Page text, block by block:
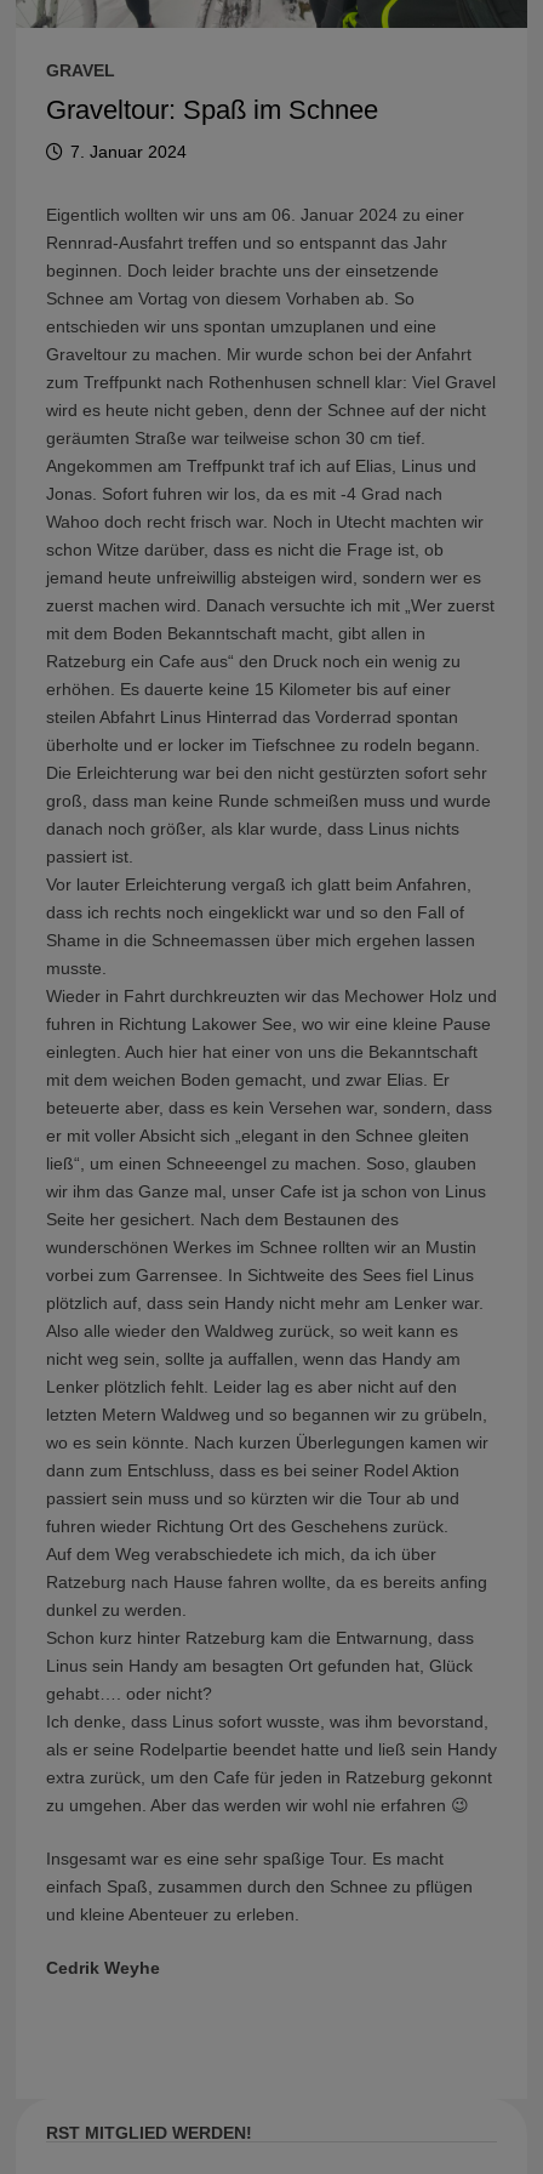
GRAVEL
Graveltour: Spaß im Schnee
7. Januar 2024
Eigentlich wollten wir uns am 06. Januar 2024 zu einer
Rennrad-Ausfahrt treffen und so entspannt das Jahr
beginnen. Doch leider brachte uns der einsetzende
Schnee am Vortag von diesem Vorhaben ab. So
entschieden wir uns spontan umzuplanen und eine
Graveltour zu machen. Mir wurde schon bei der Anfahrt
zum Treffpunkt nach Rothenhusen schnell klar: Viel Gravel
wird es heute nicht geben, denn der Schnee auf der nicht
geräumten Straße war teilweise schon 30 cm tief.
Angekommen am Treffpunkt traf ich auf Elias, Linus und
Jonas. Sofort fuhren wir los, da es mit -4 Grad nach
Wahoo doch recht frisch war. Noch in Utecht machten wir
schon Witze darüber, dass es nicht die Frage ist, ob
jemand heute unfreiwillig absteigen wird, sondern wer es
zuerst machen wird. Danach versuchte ich mit „Wer zuerst
mit dem Boden Bekanntschaft macht, gibt allen in
Ratzeburg ein Cafe aus“ den Druck noch ein wenig zu
erhöhen. Es dauerte keine 15 Kilometer bis auf einer
steilen Abfahrt Linus Hinterrad das Vorderrad spontan
überholte und er locker im Tiefschnee zu rodeln begann.
Die Erleichterung war bei den nicht gestürzten sofort sehr
groß, dass man keine Runde schmeißen muss und wurde
danach noch größer, als klar wurde, dass Linus nichts
passiert ist.
Vor lauter Erleichterung vergaß ich glatt beim Anfahren,
dass ich rechts noch eingeklickt war und so den Fall of
Shame in die Schneemassen über mich ergehen lassen
musste.
Wieder in Fahrt durchkreuzten wir das Mechower Holz und
fuhren in Richtung Lakower See, wo wir eine kleine Pause
einlegten. Auch hier hat einer von uns die Bekanntschaft
mit dem weichen Boden gemacht, und zwar Elias. Er
beteuerte aber, dass es kein Versehen war, sondern, dass
er mit voller Absicht sich „elegant in den Schnee gleiten
ließ“, um einen Schneeengel zu machen. Soso, glauben
wir ihm das Ganze mal, unser Cafe ist ja schon von Linus
Seite her gesichert. Nach dem Bestaunen des
wunderschönen Werkes im Schnee rollten wir an Mustin
vorbei zum Garrensee. In Sichtweite des Sees fiel Linus
plötzlich auf, dass sein Handy nicht mehr am Lenker war.
Also alle wieder den Waldweg zurück, so weit kann es
nicht weg sein, sollte ja auffallen, wenn das Handy am
Lenker plötzlich fehlt. Leider lag es aber nicht auf den
letzten Metern Waldweg und so begannen wir zu grübeln,
wo es sein könnte. Nach kurzen Überlegungen kamen wir
dann zum Entschluss, dass es bei seiner Rodel Aktion
passiert sein muss und so kürzten wir die Tour ab und
fuhren wieder Richtung Ort des Geschehens zurück.
Auf dem Weg verabschiedete ich mich, da ich über
Ratzeburg nach Hause fahren wollte, da es bereits anfing
dunkel zu werden.
Schon kurz hinter Ratzeburg kam die Entwarnung, dass
Linus sein Handy am besagten Ort gefunden hat, Glück
gehabt…. oder nicht?
Ich denke, dass Linus sofort wusste, was ihm bevorstand,
als er seine Rodelpartie beendet hatte und ließ sein Handy
extra zurück, um den Cafe für jeden in Ratzeburg gekonnt
zu umgehen. Aber das werden wir wohl nie erfahren 😉
Insgesamt war es eine sehr spaßige Tour. Es macht
einfach Spaß, zusammen durch den Schnee zu pflügen
und kleine Abenteuer zu erleben.
Cedrik Weyhe
RST MITGLIED WERDEN!